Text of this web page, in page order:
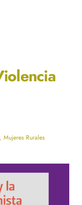
, Mujeres Rurales